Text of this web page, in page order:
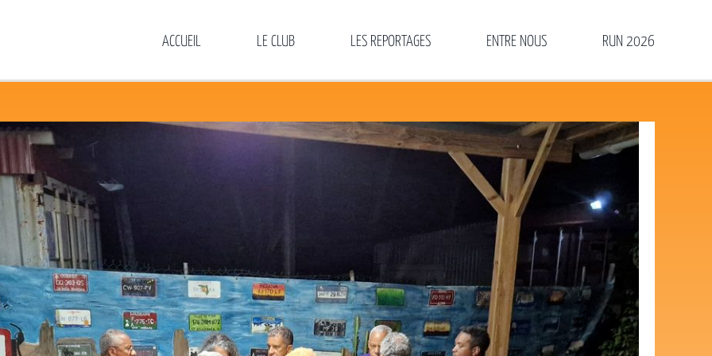
ACCUEIL LE CLUB LES REPORTAGES ENTRE NOUS RUN 2026